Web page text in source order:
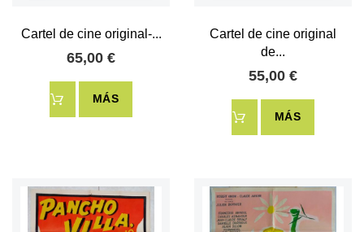
Cartel de cine original-...
65,00 €
MÁS
Cartel de cine original
de...
55,00 €
MÁS